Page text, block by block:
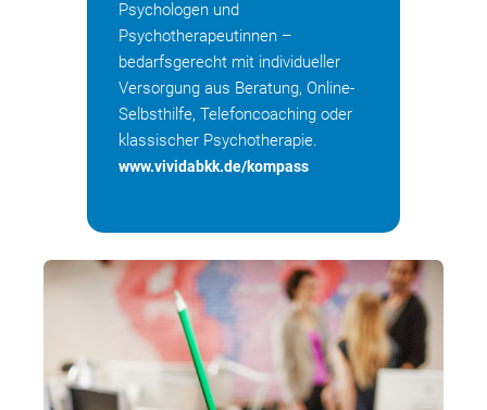
Psychologen und
Psychotherapeutinnen –
bedarfsgerecht mit individueller
Versorgung aus Beratung, Online-
Selbsthilfe, Telefoncoaching oder
klassischer Psychotherapie.
www.vividabkk.de/kompass